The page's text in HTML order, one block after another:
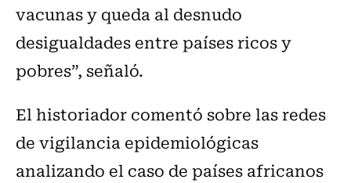
vacunas y queda al desnudo
desigualdades entre países ricos y
pobres”, señaló.
El historiador comentó sobre las redes
de vigilancia epidemiológicas
analizando el caso de países africanos